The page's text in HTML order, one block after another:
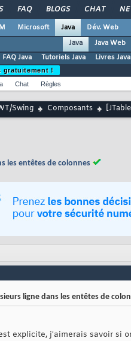
FAQ BLOGS CHAT
Microsoft Java Dév. Web
Java
Java Web
FAQ Java Tutoriels Java Livres Java
gratuitement !
Chat Règles
Swing Composants
les entêtes de colonnes
ligne dans les entêtes de
explicite, j'aimerais savoir si